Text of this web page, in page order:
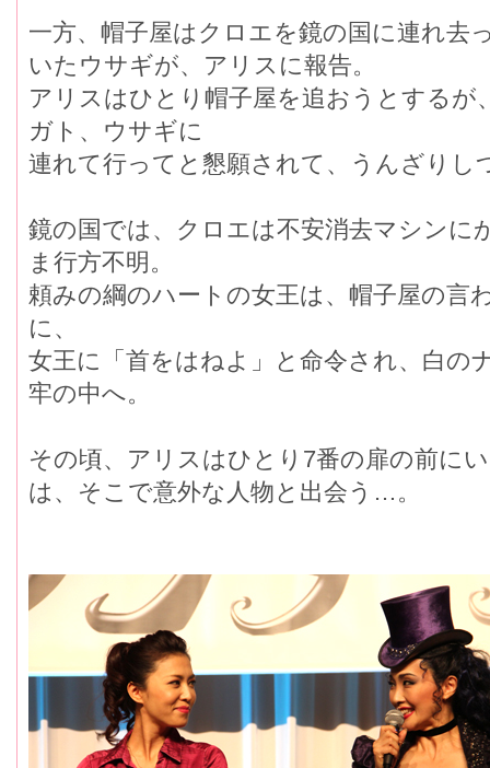
一方、帽子屋はクロエを鏡の国に連れ去
いたウサギが、アリスに報告。
アリスはひとり帽子屋を追おうとするが
ガト、ウサギに
連れて行ってと懇願されて、うんざりし
鏡の国では、クロエは不安消去マシンに
ま行方不明。
頼みの綱のハートの女王は、帽子屋の言
に、
女王に「首をはねよ」と命令され、白の
牢の中へ。
その頃、アリスはひとり7番の扉の前に
は、そこで意外な人物と出会う…。